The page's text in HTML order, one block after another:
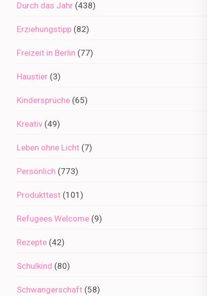
Durch das Jahr (438)
Erziehungstipp (82)
Freizeit in Berlin (77)
Haustier (3)
Kindersprüche (65)
Kreativ (49)
Leben ohne Licht (7)
Persönlich (773)
Produkttest (101)
Refugees Welcome (9)
Rezepte (42)
Schulkind (80)
Schwangerschaft (58)